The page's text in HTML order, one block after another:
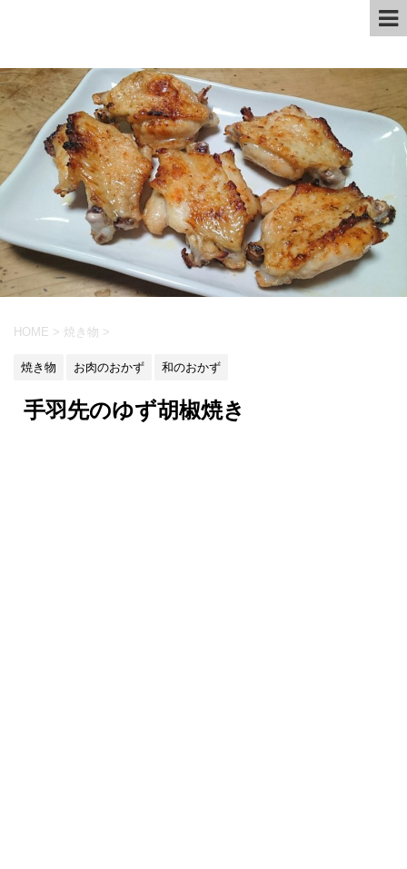
HOME > 焼き物 >
焼き物 お肉のおかず 和のおかず
手羽先のゆず胡椒焼き